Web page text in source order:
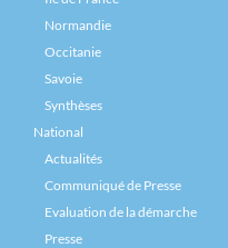
Normandie
Occitanie
Savoie
Synthèses
National
Actualités
Communiqué de Presse
Evaluation de la démarche
Presse